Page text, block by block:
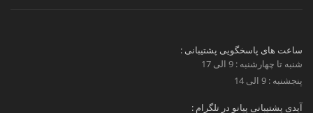
ساعت های پاسخگویی پشتیبانی :
شنبه تا چهارشنبه : 9 الی 17
پنجشنبه : 9 الی 14
آیدی پشتیبانی پیانو در تلگرام :